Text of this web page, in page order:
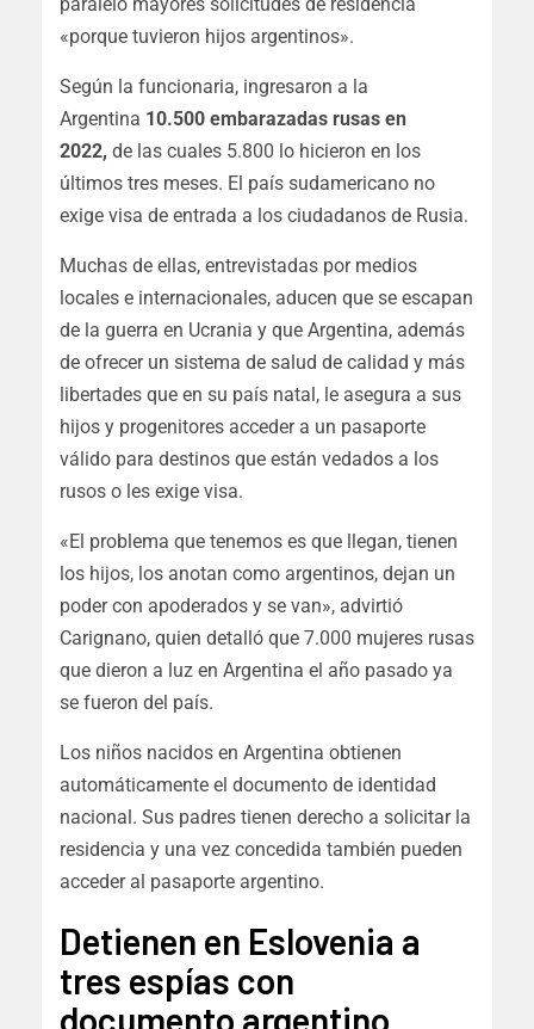
«porque tuvieron hijos argentinos».
Según la funcionaria, ingresaron a la
Argentina 10.500 embarazadas rusas en
2022, de las cuales 5.800 lo hicieron en los
últimos tres meses. El país sudamericano no
exige visa de entrada a los ciudadanos de Rusia.
Muchas de ellas, entrevistadas por medios
locales e internacionales, aducen que se escapan
de la guerra en Ucrania y que Argentina, además
de ofrecer un sistema de salud de calidad y más
libertades que en su país natal, le asegura a sus
hijos y progenitores acceder a un pasaporte
válido para destinos que están vedados a los
rusos o les exige visa.
«El problema que tenemos es que llegan, tienen
los hijos, los anotan como argentinos, dejan un
poder con apoderados y se van», advirtió
Carignano, quien detalló que 7.000 mujeres rusas
que dieron a luz en Argentina el año pasado ya
se fueron del país.
Los niños nacidos en Argentina obtienen
automáticamente el documento de identidad
nacional. Sus padres tienen derecho a solicitar la
residencia y una vez concedida también pueden
acceder al pasaporte argentino.
Detienen en Eslovenia a
tres espías con
documento argentino